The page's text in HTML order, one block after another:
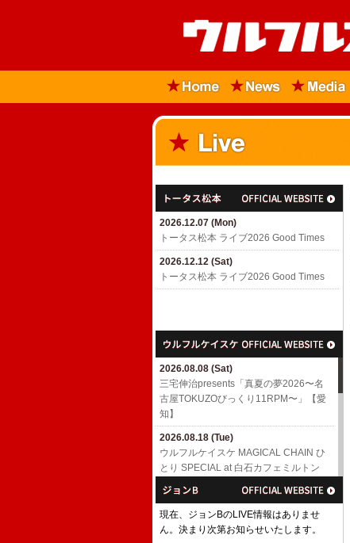
2026.12.07 (Mon)
トータス松本 ライブ2026 Good Times
2026.12.12 (Sat)
トータス松本 ライブ2026 Good Times
2026.08.08 (Sat)
三宅伸治presents「真夏の夢2026〜名
古屋TOKUZOびっくり11RPM〜」【愛
知】
2026.08.18 (Tue)
ウルフルケイスケ MAGICAL CHAIN ひ
とり SPECIAL at 白石カフェミルトン
2026.08.22 (Sat)
MAGICAL CHAIN ひとり SPECIAL at
高知【高知】
現在、ジョンBのLIVE情報はありませ
ん。決まり次第お知らせいたします。